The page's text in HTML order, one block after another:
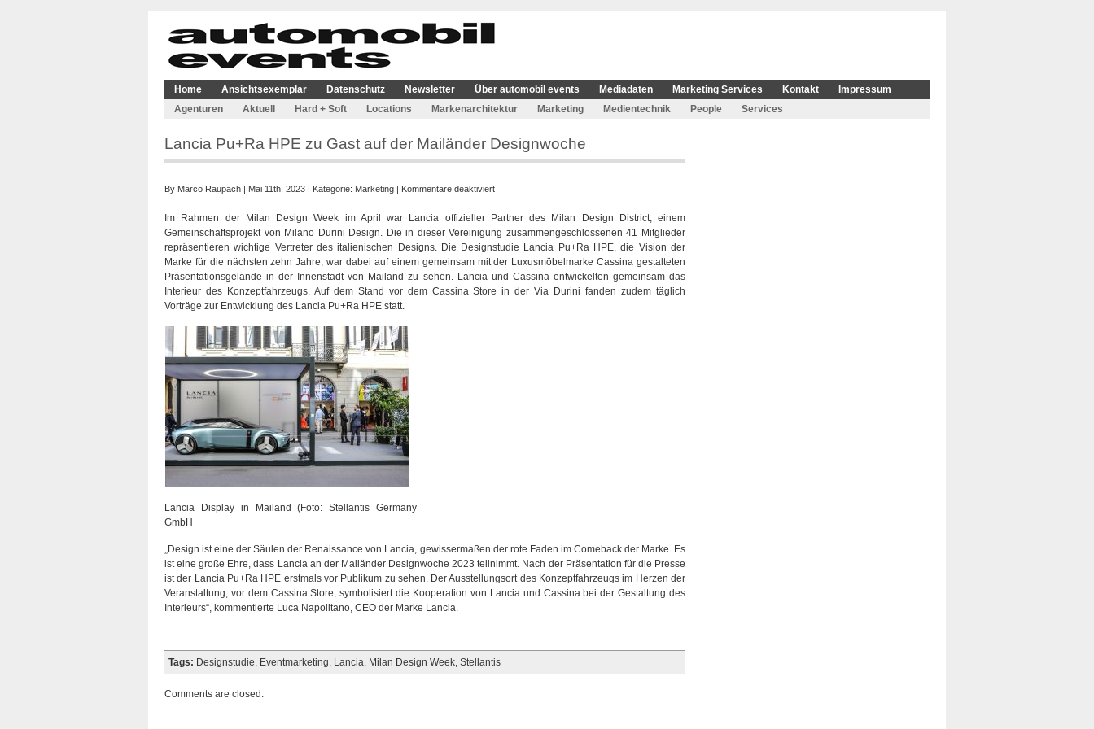
Home Ansichtsexemplar Datenschutz Newsletter Über automobil events Mediadaten Marketing Services Kontakt
Impressum
Agenturen
Aktuell Hard + Soft Locations Markenarchitektur Marketing Medientechnik People Services
Lancia Pu+Ra HPE zu Gast auf der Mailänder Designwoche
By Marco Raupach | Mai 11th, 2023 | Kategorie: Marketing | Kommentare deaktiviertfür
Pu+Ra
HPE
zu
Gast
auf
der
Im Rahmen der Milan Design Week im April war Lancia offizieller Partner des Milan Design District, einem
Gemeinschaftsprojekt von Milano Durini Design. Die in dieser Vereinigung zusammengeschlossenen 41 Mitglieder
repräsentieren wichtige Vertreter des italienischen Designs. Die Designstudie Lancia Pu+Ra HPE, die Vision der
Marke für die nächsten zehn Jahre, war dabei auf einem gemeinsam mit der Luxusmöbelmarke Cassina gestalteten
Präsentationsgelände in der Innenstadt von Mailand zu sehen. Lancia und Cassina entwickelten gemeinsam das
Interieur des Konzeptfahrzeugs. Auf dem Stand vor dem Cassina Store in der Via Durini fanden zudem täglich
Vorträge zur Entwicklung des Lancia Pu+Ra HPE statt.
Lancia Display in Mailand (Foto: Stellantis Germany
GmbH
„Design ist eine der Säulen der Renaissance von Lancia, gewissermaßen der rote Faden im Comeback der Marke. Es
ist eine große Ehre, dass Lancia an der Mailänder Designwoche 2023 teilnimmt. Nach der Präsentation für die Presse
ist der LanciaPu+Ra HPE erstmals vor Publikum zu sehen. Der Ausstellungsort des Konzeptfahrzeugs im Herzen der
Veranstaltung, vor dem Cassina Store, symbolisiert die Kooperation von Lancia und Cassina bei der Gestaltung des
Interieurs“, kommentierte Luca Napolitano, CEO der Marke Lancia.
Tags: Designstudie, Eventmarketing, Lancia, Milan Design Week, Stellantis
Comments are closed.